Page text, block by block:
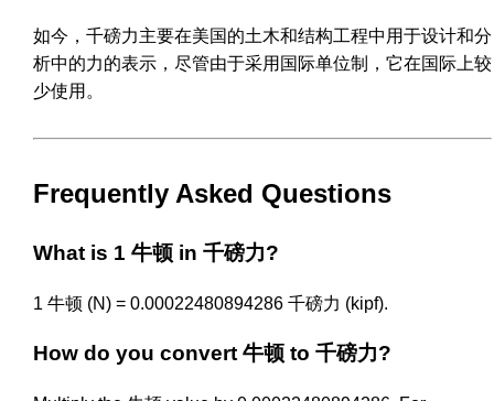
如今，千磅力主要在美国的土木和结构工程中用于设计和分
析中的力的表示，尽管由于采用国际单位制，它在国际上较
少使用。
Frequently Asked Questions
What is 1 牛顿 in 千磅力?
1 牛顿 (N) = 0.00022480894286 千磅力 (kipf).
How do you convert 牛顿 to 千磅力?